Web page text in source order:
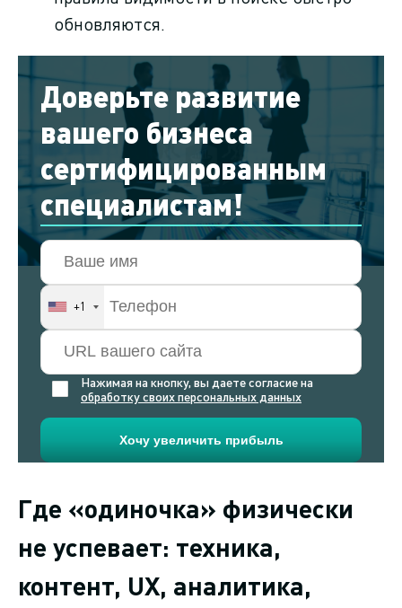
обновляются.
Доверьте развитие
вашего бизнеса
сертифицированным
специалистам!
+1
Нажимая на кнопку, вы даете согласие на
обработку своих персональных данных
Где «одиночка» физически
не успевает: техника,
контент, UX, аналитика,